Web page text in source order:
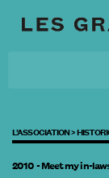
L’ASSOCIATION >
2010 - Meet my in-